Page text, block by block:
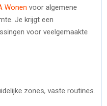
Wonen voor algemene
Je krijgt een
voor veelgemaakte
zones, vaste routines.